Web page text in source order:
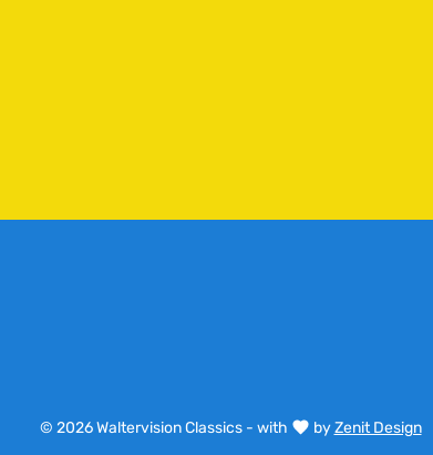
© 2026 Waltervision Classics - with byZenit Design